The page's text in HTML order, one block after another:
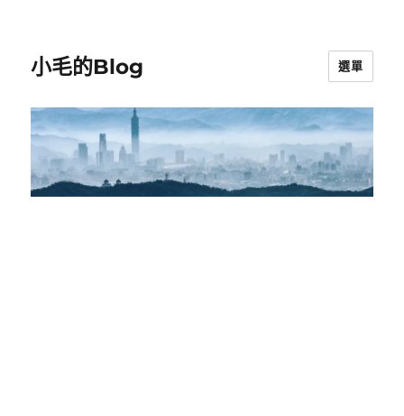
小毛的Blog 選單